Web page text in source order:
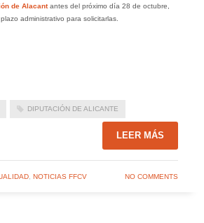
de Alacant antes del próximo día 28 de octubre,
administrativo para solicitarlas.
DIPUTACIÓN DE ALICANTE
LEER MÁS
, NOTICIAS FFCV NO COMMENTS